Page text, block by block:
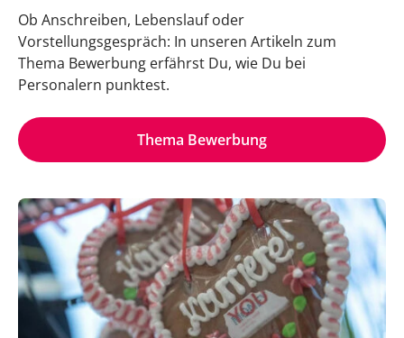
Ob Anschreiben, Lebenslauf oder
Vorstellungsgespräch: In unseren Artikeln zum
Thema Bewerbung erfährst Du, wie Du bei
Personalern punktest.
Thema Bewerbung